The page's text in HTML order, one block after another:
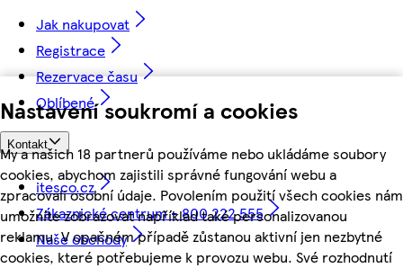
Nastavení soukromí a cookies
My a našich 18 partnerů používáme nebo ukládáme soubory
cookies, abychom zajistili správné fungování webu a
zpracovali osobní údaje. Povolením použití všech cookies nám
umožníte zobrazovat například také personalizovanou
reklamu. V opačném případě zůstanou aktivní jen nezbytné
cookies, které potřebujeme k provozu webu. Své rozhodnutí
Jak nakupovat
Registrace
Rezervace času
Oblíbené
Kontakt
itesco.cz
Zákaznické centrum - 800 222 555
Naše obchody